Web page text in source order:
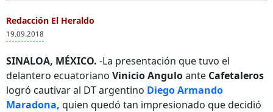
Redacción El Heraldo
19.09.2018
SINALOA, MÉXICO. -La presentación que tuvo el
delantero ecuatoriano Vinicio Anguloante Cafetaleros
logró cautivar al DT argentino Diego Armando
Maradona, quien quedó tan impresionado que decidió